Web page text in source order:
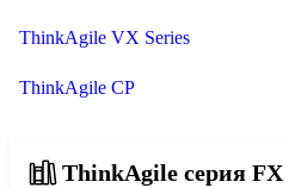
ThinkAgile VX Series
ThinkAgile CP
ThinkAgile серия FX